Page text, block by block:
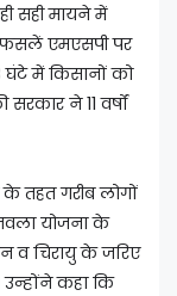
सही मायने में
फसलें एमएसपी पर
घंटे में किसानों को
ने 11 वर्षों
के तहत गरीब लोगों
योजना के
व चिरायु के जरिए
उन्होंने कहा कि